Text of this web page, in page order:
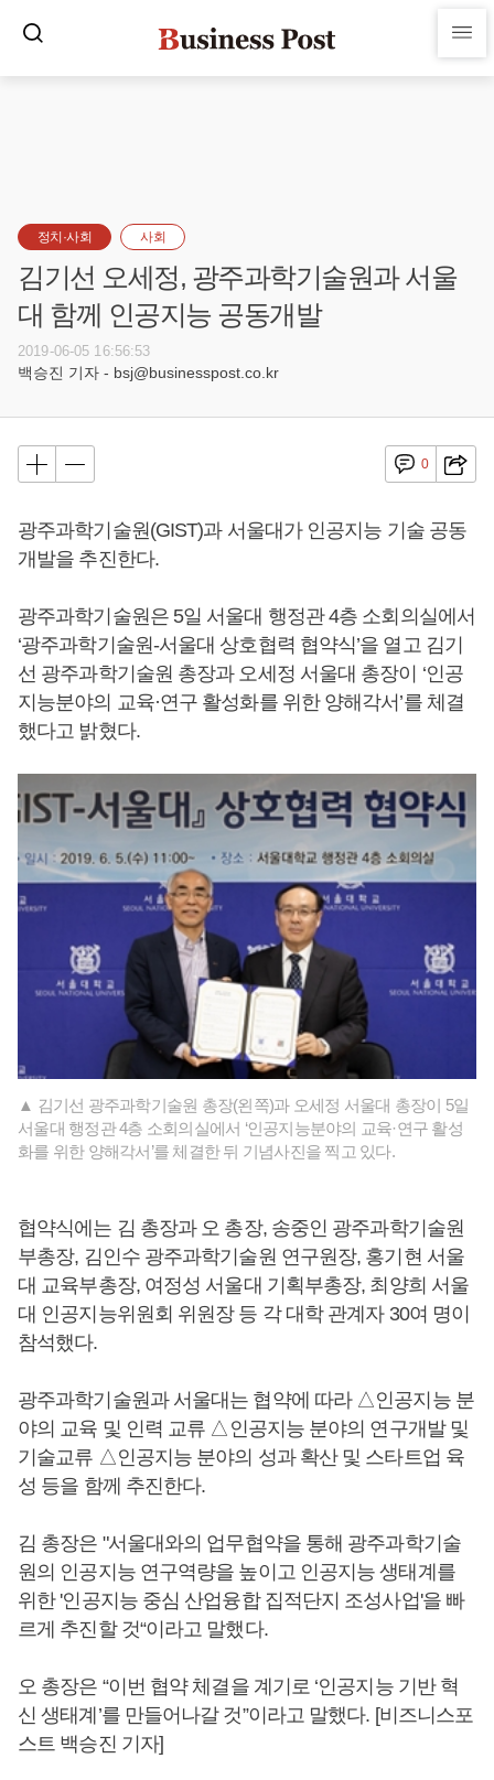
정치·사회 사회
김기선 오세정, 광주과학기술원과 서울
대 함께 인공지능 공동개발
2019-06-05 16:56:53
백승진 기자 - bsj@businesspost.co.kr
0
광주과학기술원(GIST)과 서울대가 인공지능 기술 공동
개발을 추진한다.
광주과학기술원은 5일 서울대 행정관 4층 소회의실에서
‘광주과학기술원-서울대 상호협력 협약식’을 열고 김기
선 광주과학기술원 총장과 오세정 서울대 총장이 ‘인공
지능분야의 교육·연구 활성화를 위한 양해각서’를 체결
했다고 밝혔다.
▲ 김기선 광주과학기술원 총장(왼쪽)과 오세정 서울대 총장이 5일
서울대 행정관 4층 소회의실에서 ‘인공지능분야의 교육·연구 활성
화를 위한 양해각서’를 체결한 뒤 기념사진을 찍고 있다.
협약식에는 김 총장과 오 총장, 송중인 광주과학기술원
부총장, 김인수 광주과학기술원 연구원장, 홍기현 서울
대 교육부총장, 여정성 서울대 기획부총장, 최양희 서울
대 인공지능위원회 위원장 등 각 대학 관계자 30여 명이
참석했다.
광주과학기술원과 서울대는 협약에 따라 △인공지능 분
야의 교육 및 인력 교류 △인공지능 분야의 연구개발 및
기술교류 △인공지능 분야의 성과 확산 및 스타트업 육
성 등을 함께 추진한다.
김 총장은 "서울대와의 업무협약을 통해 광주과학기술
원의 인공지능 연구역량을 높이고 인공지능 생태계를
위한 '인공지능 중심 산업융합 집적단지 조성사업'을 빠
르게 추진할 것“이라고 말했다.
오 총장은 “이번 협약 체결을 계기로 ‘인공지능 기반 혁
신 생태계’를 만들어나갈 것”이라고 말했다. [비즈니스포
스트 백승진 기자]